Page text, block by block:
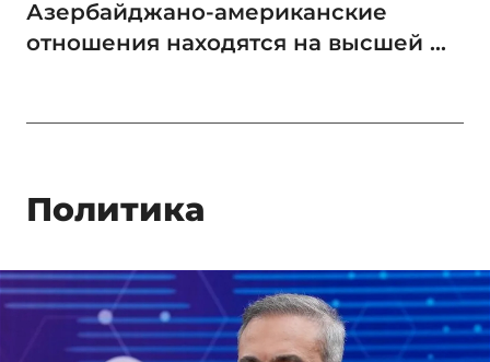
Азербайджано-американские
отношения находятся на высшей ...
Политика